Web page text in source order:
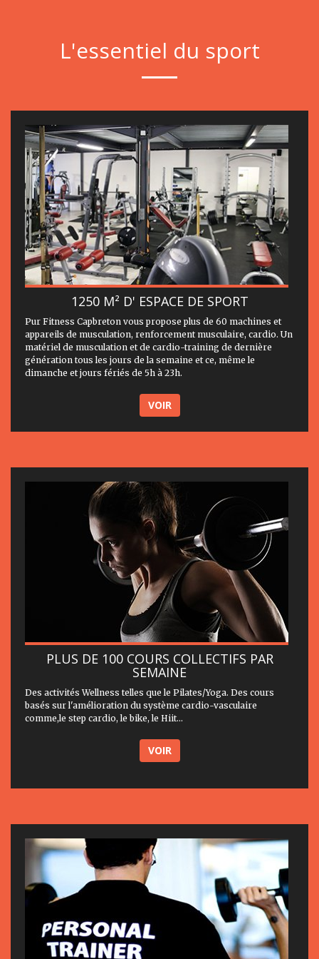
L'essentiel du sport
1250 M² D' ESPACE DE SPORT
Pur Fitness Capbreton vous propose plus de 60 machines et
appareils de musculation, renforcement musculaire, cardio. Un
matériel de musculation et de cardio-training de dernière
génération tous les jours de la semaine et ce, même le
dimanche et jours fériés de 5h à 23h.
VOIR
PLUS DE 100 COURS COLLECTIFS PAR
SEMAINE
Des activités Wellness telles que le Pilates/Yoga. Des cours
basés sur l'amélioration du système cardio-vasculaire
comme,le step cardio, le bike, le Hiit...
VOIR